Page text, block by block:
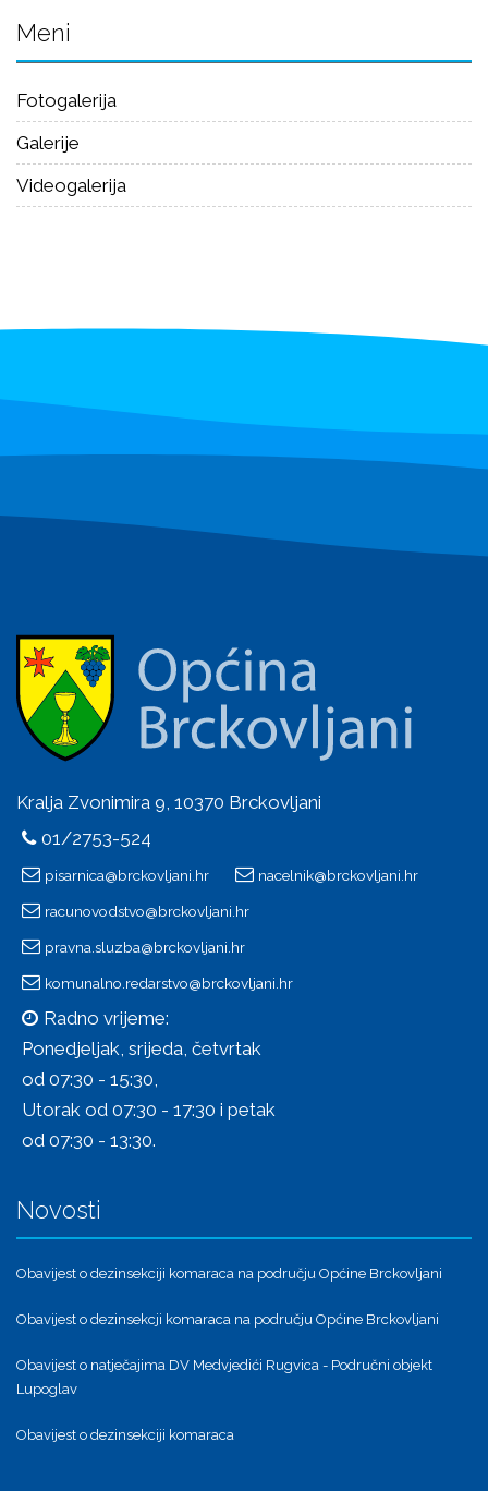
Meni
Fotogalerija
Galerije
Videogalerija
Kralja Zvonimira 9, 10370 Brckovljani
01/2753-524
pisarnica@brckovljani.hr nacelnik@brckovljani.hr
racunovodstvo@brckovljani.hr
pravna.sluzba@brckovljani.hr
komunalno.redarstvo@brckovljani.hr
Radno vrijeme:
Ponedjeljak, srijeda, četvrtak
od 07:30 - 15:30,
Utorak od 07:30 - 17:30 i petak
od 07:30 - 13:30.
Novosti
Obavijest o dezinsekciji komaraca na području Općine Brckovljani
Obavijest o dezinsekcji komaraca na području Općine Brckovljani
Obavijest o natječajima DV Medvjedići Rugvica - Područni objekt
Lupoglav
Obavijest o dezinsekciji komaraca